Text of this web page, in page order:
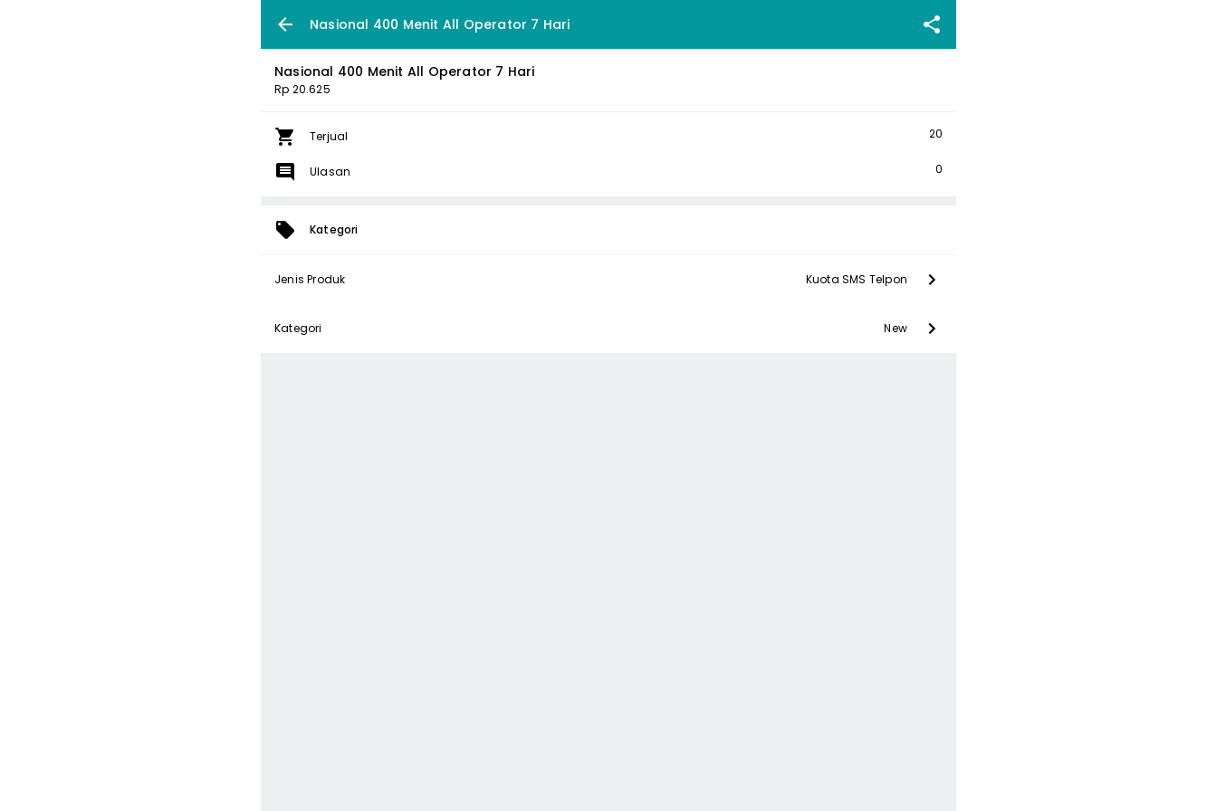
Nasional 400 Menit All Operator 7 Hari
Nasional 400 Menit All Operator 7 Hari
Rp 20.625
Terjual 20
Ulasan 0
Kategori
Jenis Produk Kuota SMS Telpon
Kategori New